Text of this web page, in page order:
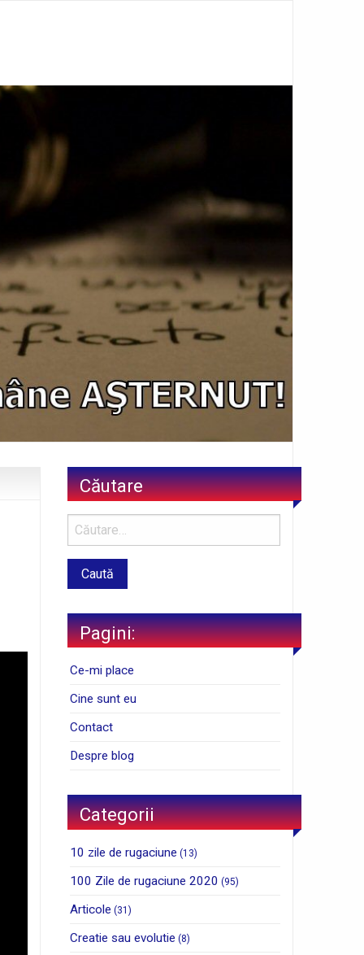
Căutare
Pagini:
Ce-mi place
Cine sunt eu
Contact
Despre blog
Categorii
10 zile de rugaciune (13)
100 Zile de rugaciune 2020 (95)
Articole (31)
Creatie sau evolutie (8)